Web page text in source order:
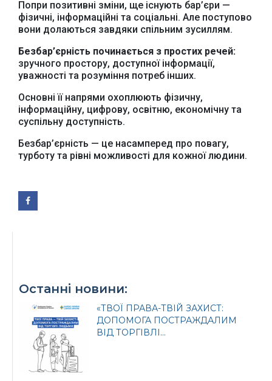
Попри позитивні зміни, ще існують бар’єри —
фізичні, інформаційні та соціальні. Але поступово
вони долаються завдяки спільним зусиллям.
Безбар’єрність починається з простих речей:
зручного простору, доступної інформації,
уважності та розуміння потреб інших.
Основні її напрями охоплюють фізичну,
інформаційну, цифрову, освітню, економічну та
суспільну доступність.
Безбар’єрність — це насамперед про повагу,
турботу та рівні можливості для кожної людини.
Останні новини:
«ТВОЇ ПРАВА-ТВІЙ ЗАХИСТ:
ДОПОМОГА ПОСТРАЖДАЛИМ
ВІД ТОРГІВЛІ...
Урядовий портал
Київська обласна
Бориспільської РДА